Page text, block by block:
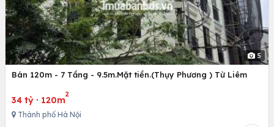
5
Bán 120m - 7 Tầng - 9.5m.Mặt tiền.(Thụy Phương ) Từ Liêm
34 tỷ · 120m
2
Thành phố Hà Nội